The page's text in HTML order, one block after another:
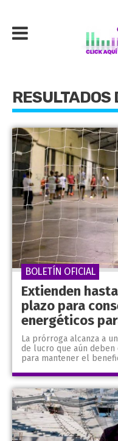
RESULTADOS
Extienden
plazo para
energéticos
La prórroga alcanza a
de lucro que aún
para mantener el
BOLETÍN OFICIAL